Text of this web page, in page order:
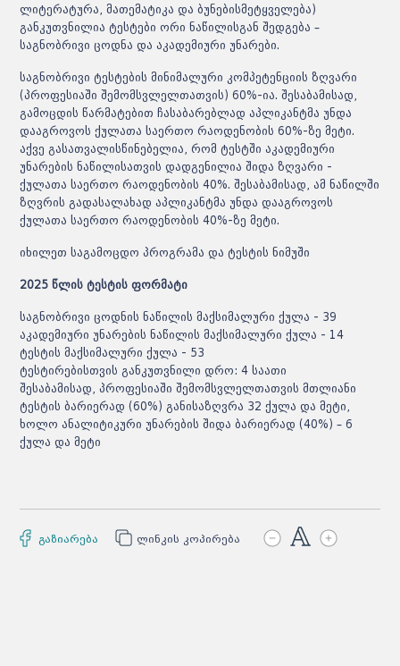
ლიტერატურა, მათემატიკა და ბუნებისმეტყველება)
განკუთვნილია ტესტები ორი ნაწილისგან შედგება –
საგნობრივი ცოდნა და აკადემიური უნარები.
საგნობრივი ტესტების მინიმალური კომპეტენციის ზღვარი
(პროფესიაში შემომსვლელთათვის) 60%-ია. შესაბამისად,
გამოცდის წარმატებით ჩასაბარებლად აპლიკანტმა უნდა
დააგროვოს ქულათა საერთო რაოდენობის 60%-ზე მეტი.
აქვე გასათვალისწინებელია, რომ ტესტში აკადემიური
უნარების ნაწილისათვის დადგენილია შიდა ზღვარი -
ქულათა საერთო რაოდენობის 40%. შესაბამისად, ამ ნაწილში
ზღვრის გადასალახად აპლიკანტმა უნდა დააგროვოს
ქულათა საერთო რაოდენობის 40%-ზე მეტი.
იხილეთსაგამოცდო პროგრამა და ტესტის ნიმუში
2025 წლის ტესტის ფორმატი
საგნობრივი ცოდნის ნაწილის მაქსიმალური ქულა - 39
აკადემიური უნარების ნაწილის მაქსიმალური ქულა - 14
ტესტის მაქსიმალური ქულა - 53
ტესტირებისთვის განკუთვნილი დრო: 4 საათი
შესაბამისად, პროფესიაში შემომსვლელთათვის მთლიანი
ტესტის ბარიერად (60%) განისაზღვრა 32 ქულა და მეტი,
ხოლო ანალიტიკური უნარების შიდა ბარიერად (40%) – 6
ქულა და მეტი
გაზიარება ლინკის კოპირება